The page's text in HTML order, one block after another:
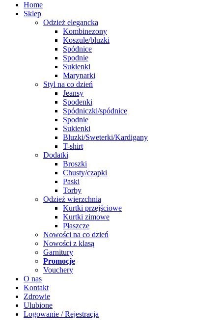
Home
Sklep
Odzież elegancka
Kombinezony
Koszule/bluzki
Spódnice
Spodnie
Sukienki
Marynarki
Styl na co dzień
Jeansy
Spodenki
Spódniczki/spódnice
Spodnie
Sukienki
Bluzki/Sweterki/Kardigany
T-shirt
Dodatki
Broszki
Chusty/czapki
Paski
Torby
Odzież wierzchnia
Kurtki przejściowe
Kurtki zimowe
Płaszcze
Nowości na co dzień
Nowości z klasą
Garnitury
Promocje
Vouchery
O nas
Kontakt
Zdrowie
Ulubione
Logowanie / Rejestracja